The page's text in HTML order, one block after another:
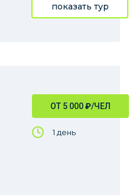
показать тур
ОТ 5 000₽/ЧЕЛ
1 день